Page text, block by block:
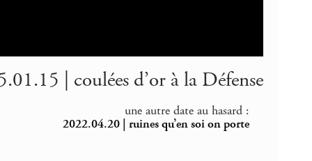
| coulées d’or à la Défense
une autre date au hasard :
2022.04.20 | ruines qu’en soi on porte